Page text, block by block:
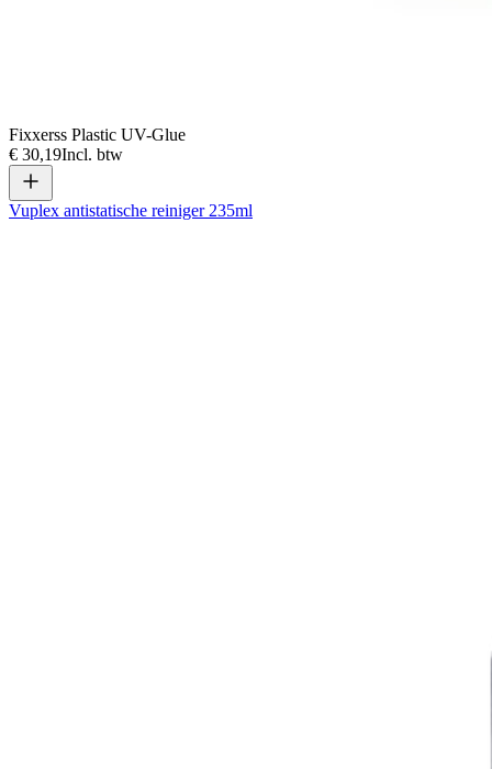
Fixxerss Plastic UV-Glue
€ 30,19Incl. btw
Vuplex antistatische reiniger 235ml